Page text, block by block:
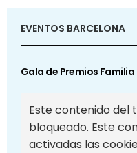
EVENTOS BARCELONA
Gala de Premios Familia
Este contenido del
bloqueado. Este
activadas las